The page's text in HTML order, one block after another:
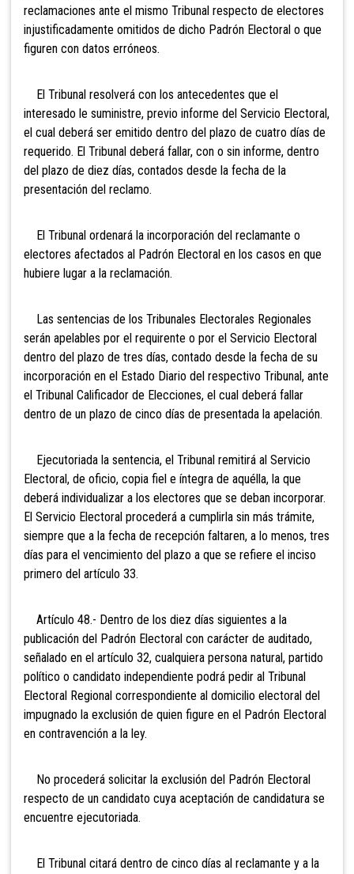
reclamaciones ante el mismo Tribunal respecto de electores
injustificadamente omitidos de dicho Padrón Electoral o que
figuren con datos erróneos.
El Tribunal resolverá con los antecedentes que el
interesado le suministre, previo informe del Servicio Electoral,
el cual deberá ser emitido dentro del plazo de cuatro días de
requerido. El Tribunal deberá fallar, con o sin informe, dentro
del plazo de diez días, contados desde la fecha de la
presentación del reclamo.
El Tribunal ordenará la incorporación del reclamante o
electores afectados al Padrón Electoral en los casos en que
hubiere lugar a la reclamación.
Las sentencias de los Tribunales Electorales Regionales
serán apelables por el requirente o por el Servicio Electoral
dentro del plazo de tres días, contado desde la fecha de su
incorporación en el Estado Diario del respectivo Tribunal, ante
el Tribunal Calificador de Elecciones, el cual deberá fallar
dentro de un plazo de cinco días de presentada la apelación.
Ejecutoriada la sentencia, el Tribunal remitirá al Servicio
Electoral, de oficio, copia fiel e íntegra de aquélla, la que
deberá individualizar a los electores que se deban incorporar.
El Servicio Electoral procederá a cumplirla sin más trámite,
siempre que a la fecha de recepción faltaren, a lo menos, tres
días para el vencimiento del plazo a que se refiere el inciso
primero del artículo 33.
Artículo 48.- Dentro de los diez días siguientes a la
publicación del Padrón Electoral con carácter de auditado,
señalado en el artículo 32, cualquiera persona natural, partido
político o candidato independiente podrá pedir al Tribunal
Electoral Regional correspondiente al domicilio electoral del
impugnado la exclusión de quien figure en el Padrón Electoral
en contravención a la ley.
No procederá solicitar la exclusión del Padrón Electoral
respecto de un candidato cuya aceptación de candidatura se
encuentre ejecutoriada.
El Tribunal citará dentro de cinco días al reclamante y a la